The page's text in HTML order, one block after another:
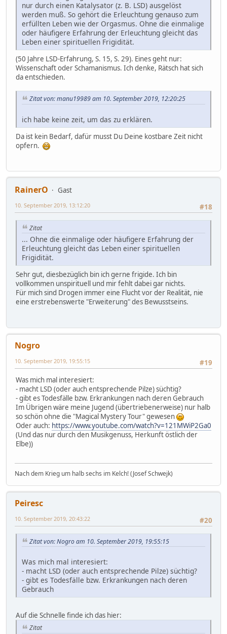
nur durch einen Katalysator (z. B. LSD) ausgelöst
werden muß. So gehört die Erleuchtung genauso zum
erfüllten Leben wie der Orgasmus. Ohne die einmalige
oder häufigere Erfahrung der Erleuchtung gleicht das
Leben einer spirituellen Frigidität.
(50 Jahre LSD-Erfahrung, S. 15, S. 29). Eines geht nur:
Wissenschaft oder Schamanismus. Ich denke, Rätsch hat sich
da entschieden.
Zitat von: manu19989 am 10. September 2019, 12:20:25
ich habe keine zeit, um das zu erklären.
Da ist kein Bedarf, dafür musst Du Deine kostbare Zeit nicht
opfern.
RainerO
Gast
#18
10. September 2019, 13:12:20
Zitat
... Ohne die einmalige oder häufigere Erfahrung der
Erleuchtung gleicht das Leben einer spirituellen
Frigidität.
Sehr gut, diesbezüglich bin ich gerne frigide. Ich bin
vollkommen unspirituell und mir fehlt dabei gar nichts.
Für mich sind Drogen immer eine Flucht vor der Realität, nie
eine erstrebenswerte "Erweiterung" des Bewusstseins.
Nogro
#19
10. September 2019, 19:55:15
Was mich mal interesiert:
- macht LSD (oder auch entsprechende Pilze) süchtig?
- gibt es Todesfälle bzw. Erkrankungen nach deren Gebrauch
Im Übrigen wäre meine Jugend (übertriebenerweise) nur halb
so schön ohne die "Magical Mystery Tour" gewesen
Oder auch: https://www.youtube.com/watch?v=121MWiP2Ga0
(Und das nur durch den Musikgenuss, Herkunft östlich der
Elbe))
Nach dem Krieg um halb sechs im Kelch! (Josef Schwejk)
Peiresc
#20
10. September 2019, 20:43:22
Zitat von: Nogro am 10. September 2019, 19:55:15
Was mich mal interesiert:
- macht LSD (oder auch entsprechende Pilze) süchtig?
- gibt es Todesfälle bzw. Erkrankungen nach deren
Gebrauch
Auf die Schnelle finde ich das hier:
Zitat